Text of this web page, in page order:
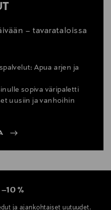
– tavarataloissa
Apua arjen ja
sopiva väripaletti
uusiin ja vanhoihin
–10 %
ja ajankohtaiset uutuudet.